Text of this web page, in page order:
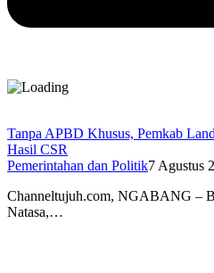
Tanpa APBD Khusus, Pemkab
Hasil CSR
Pemerintahan dan Politik7 Agustus
Channeltujuh.com, NGABANG –
Natasa,…